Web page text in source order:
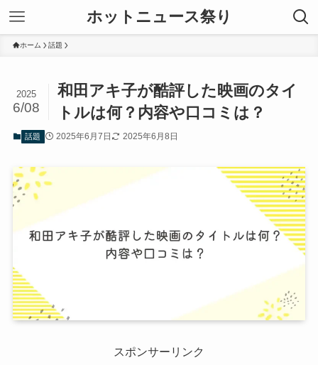
ホットニュース祭り
ホーム 話題
和田アキ子が酷評した映画のタイ
トルは何？内容や口コミは？
2025
6/08
話題 2025年6月7日 2025年6月8日
スポンサーリンク